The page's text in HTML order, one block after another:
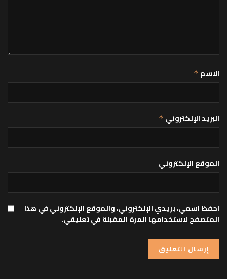
الاسم *
البريد الإلكتروني *
الموقع الإلكتروني
احفظ اسمي، بريدي الإلكتروني، والموقع الإلكتروني في هذا
المتصفح لاستخدامها المرة المقبلة في تعليقي.